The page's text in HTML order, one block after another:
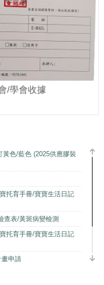
/學會收據
黃色/藍色 (2025供應膠裝
托育手冊/寶寶生活日記
查表/黃斑病變檢測
托育手冊/寶寶生活日記
申請
托育手冊/寶寶生活日記